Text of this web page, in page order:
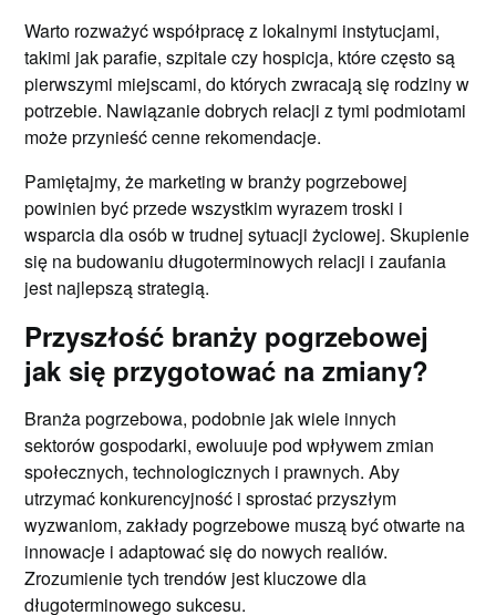
Warto rozważyć współpracę z lokalnymi instytucjami,
takimi jak parafie, szpitale czy hospicja, które często są
pierwszymi miejscami, do których zwracają się rodziny w
potrzebie. Nawiązanie dobrych relacji z tymi podmiotami
może przynieść cenne rekomendacje.
Pamiętajmy, że marketing w branży pogrzebowej
powinien być przede wszystkim wyrazem troski i
wsparcia dla osób w trudnej sytuacji życiowej. Skupienie
się na budowaniu długoterminowych relacji i zaufania
jest najlepszą strategią.
Przyszłość branży pogrzebowej
jak się przygotować na zmiany?
Branża pogrzebowa, podobnie jak wiele innych
sektorów gospodarki, ewoluuje pod wpływem zmian
społecznych, technologicznych i prawnych. Aby
utrzymać konkurencyjność i sprostać przyszłym
wyzwaniom, zakłady pogrzebowe muszą być otwarte na
innowacje i adaptować się do nowych realiów.
Zrozumienie tych trendów jest kluczowe dla
długoterminowego sukcesu.